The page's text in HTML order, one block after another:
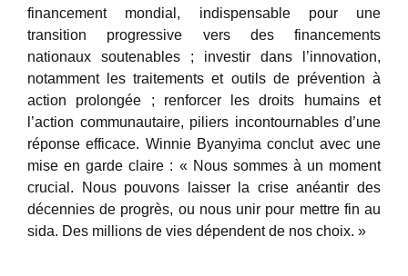
financement mondial, indispensable pour une
transition progressive vers des financements
nationaux soutenables ; investir dans l’innovation,
notamment les traitements et outils de prévention à
action prolongée ; renforcer les droits humains et
l’action communautaire, piliers incontournables d’une
réponse efficace. Winnie Byanyima conclut avec une
mise en garde claire : « Nous sommes à un moment
crucial. Nous pouvons laisser la crise anéantir des
décennies de progrès, ou nous unir pour mettre fin au
sida. Des millions de vies dépendent de nos choix. »